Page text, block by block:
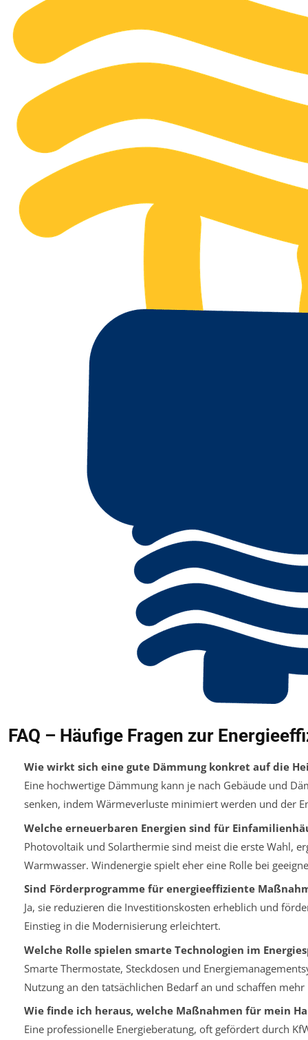
FAQ – Häufige Fragen zur
Wie wirkt sich eine gute Dämmung konkret auf die
Eine hochwertige Dämmung kann je nach Gebäude und
senken, indem Wärmeverluste minimiert werden und der
Welche erneuerbaren Energien sind für
Photovoltaik und Solarthermie sind meist die erste Wahl,
Warmwasser. Windenergie spielt eher eine Rolle bei
Sind Förderprogramme für energieeffiziente
Ja, sie reduzieren die Investitionskosten erheblich und
Einstieg in die Modernisierung erleichtert.
Welche Rolle spielen smarte Technologien im
Smarte Thermostate, Steckdosen und
Nutzung an den tatsächlichen Bedarf an und schaffen
Wie finde ich heraus, welche Maßnahmen für mein
Eine professionelle Energieberatung, oft gefördert durch